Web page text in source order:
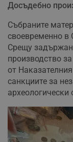
Досъдебно
Събраните
своевременно в
Срещу
производство
от
санкциите за
археологически